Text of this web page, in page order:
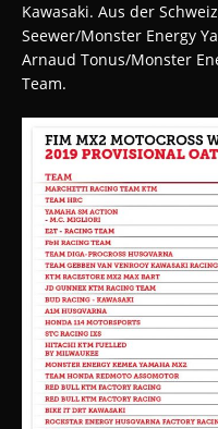
Kawasaki. Aus der
Seewer/Monster Energy
Arnaud Tonus/Monster
Team.